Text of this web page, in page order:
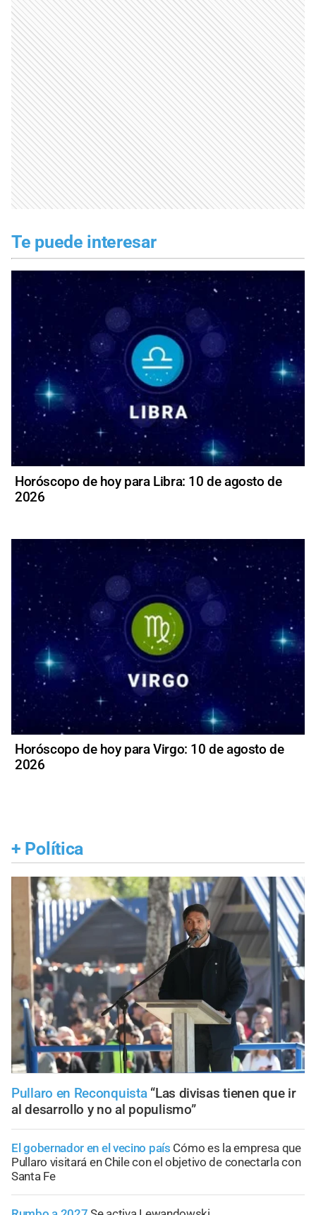
Te puede interesar
Horóscopo de hoy para Libra: 10 de agosto de
2026
Horóscopo de hoy para Virgo: 10 de agosto de
2026
+ Política
Pullaro en Reconquista “Las divisas tienen que ir
al desarrollo y no al populismo”
El gobernador en el vecino país Cómo es la empresa que
Pullaro visitará en Chile con el objetivo de conectarla con
Santa Fe